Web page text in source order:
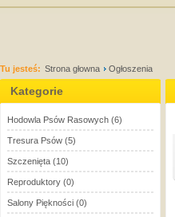
Tu jesteś: Strona głowna Ogłoszenia
Kategorie
Hodowla Psów Rasowych (6)
Tresura Psów (5)
Szczenięta (10)
Reproduktory (0)
Salony Piękności (0)